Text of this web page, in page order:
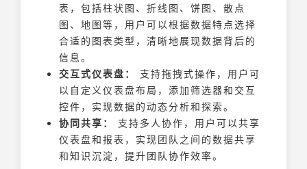
表，包括柱状图、折线图、饼图、散点
图、地图等，用户可以根据数据特点选择
合适的图表类型，清晰地展现数据背后的
信息。
交互式仪表盘：
支持拖拽式操作，用户可
以自定义仪表盘布局，添加筛选器和交互
控件，实现数据的动态分析和探索。
协同共享：
支持多人协作，用户可以共享
仪表盘和报表，实现团队之间的数据共享
和知识沉淀，提升团队协作效率。